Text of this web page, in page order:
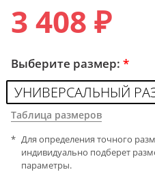
3 408 ₽
Выберите размер: *
УНИВЕРСАЛЬНЫЙ
Таблица размеров
Для определения точного
индивидуально подберет
параметры.